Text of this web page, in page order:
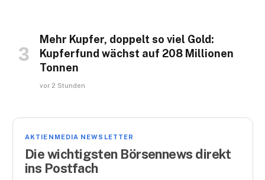
Mehr Kupfer, doppelt so viel Gold:
Kupferfund wächst auf 208 Millionen
Tonnen
vor 2 Stunden
AKTIENMEDIA NEWSLETTER
Die wichtigsten Börsennews direkt
ins Postfach